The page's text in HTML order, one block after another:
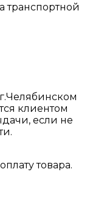
транспортной
клиентом
если не
товара.